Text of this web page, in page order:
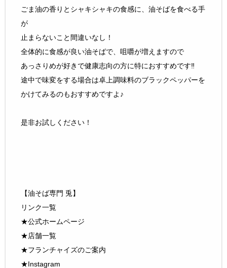
ごま油の香りとシャキシャキの食感に、油そばを食べる手
が
止まらないこと間違いなし！
全体的に食感が良い油そばで、咀嚼が増えますので
あっさりめが好きで健康志向の方に特におすすめです‼
途中で味変をする場合は卓上調味料のブラックペッパーを
かけてみるのもおすすめですよ♪
是非お試しください！
【油そば専門 兎】
リンク一覧
★公式ホームページ
★店舗一覧
★フランチャイズのご案内
★Instagram